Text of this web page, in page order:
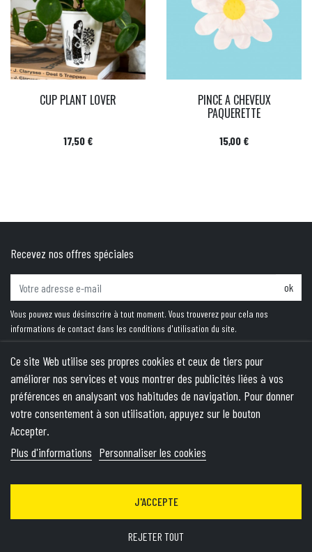
CUP PLANT LOVER
Prix
17,50 €
PINCE A CHEVEUX
PAQUERETTE
Prix
15,00 €
Recevez nos offres spéciales
ok
Vous pouvez vous désinscrire à tout moment. Vous trouverez pour cela nos
informations de contact dans les conditions d'utilisation du site.
PRODUITS
NOTRE SOCIÉTÉ
VOTRE COMPTE
Ce site Web utilise ses propres cookies et ceux de tiers pour
améliorer nos services et vous montrer des publicités liées à vos
préférences en analysant vos habitudes de navigation. Pour donner
votre consentement à son utilisation, appuyez sur le bouton
Accepter.
Plus d'informations Personnaliser les cookies
REJETER TOUT
J'ACCEPTE
© 2026 - Theme by Wepika- This site is protected by reCAPTCHA